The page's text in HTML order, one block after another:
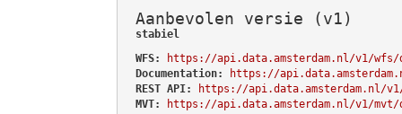
Aanbevolen versie (v1)
stabiel
WFS:
https://api.data.amsterdam.nl/v1/wfs/
Documentation:
https://
REST API:
https://api.data.amsterdam.nl/v1/
MVT:
https://api.data.amsterdam.nl/v1/mvt/